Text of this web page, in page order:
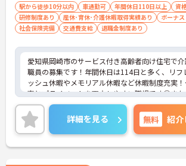
駅から徒歩10分以内 車通勤可 年間休日110日以上
資
研修制度あり
産休･育休･介護休暇取得実績あり
ボーナ
社会保険完備
交通費支給 退職金制度あり
愛知県岡崎市のサービス付き高齢者向け住宅で
職員の募集です！年間休日は114日と多く、リフ
ッシュ休暇やメモリアル休暇など休暇制度充実！
事とプライベートを両立しやすい職場です◎ま
退職金制度や団体保険割引制度、保養所など福
生も充実しており、安心して長く働きやすい環境
整っています♪ご興味のある方は面接ポイントを
伝えしますので、お気軽にご連絡ください！
詳細を見る 無料 紹介